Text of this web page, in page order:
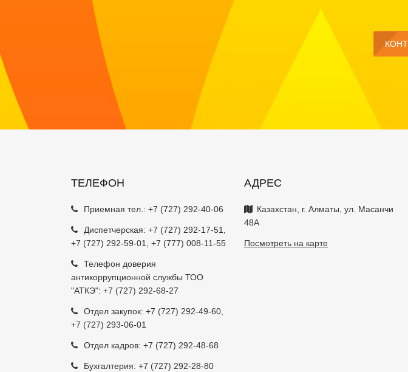
ТЕЛЕФОН
Приемная тел.: +7 (727) 292-40-06
Диспетчерская: +7 (727) 292-17-51
+7 (727) 292-59-01
+7 (777) 008-11-55
Телефон доверия
антикоррупционной службы ТОО
"АТКЭ": +7 (727) 292-68-27
Отдел закупок: +7 (727) 292-49-60
+7 (727) 293-06-01
Отдел кадров: +7 (727) 292-48-68
Бухгалтерия: +7 (727) 292-28-80
АДРЕС
Казахстан, г. Алматы, ул. Масанчи
48А
Посмотреть на карте